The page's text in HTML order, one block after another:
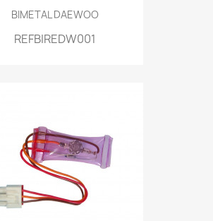
BIMETAL DAEWOO
REFBIREDW001